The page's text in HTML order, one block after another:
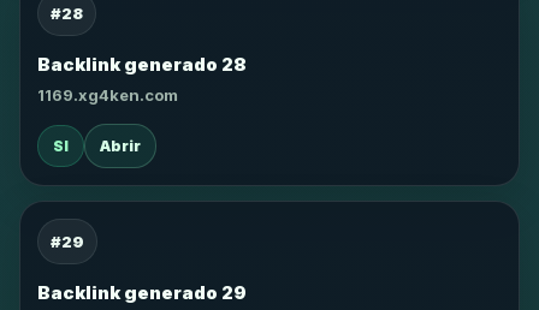
#28
Backlink generado 28
1169.xg4ken.com
SI Abrir
#29
Backlink generado 29